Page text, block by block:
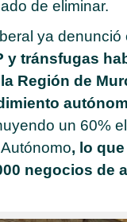
de eliminar.
ya
y tránsfugas
Región de
un 60%
, lo
negocios de